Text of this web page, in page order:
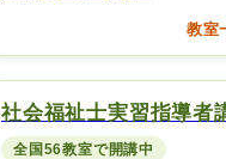
教室
社会福祉士実習指導者
全国56教室で開講中